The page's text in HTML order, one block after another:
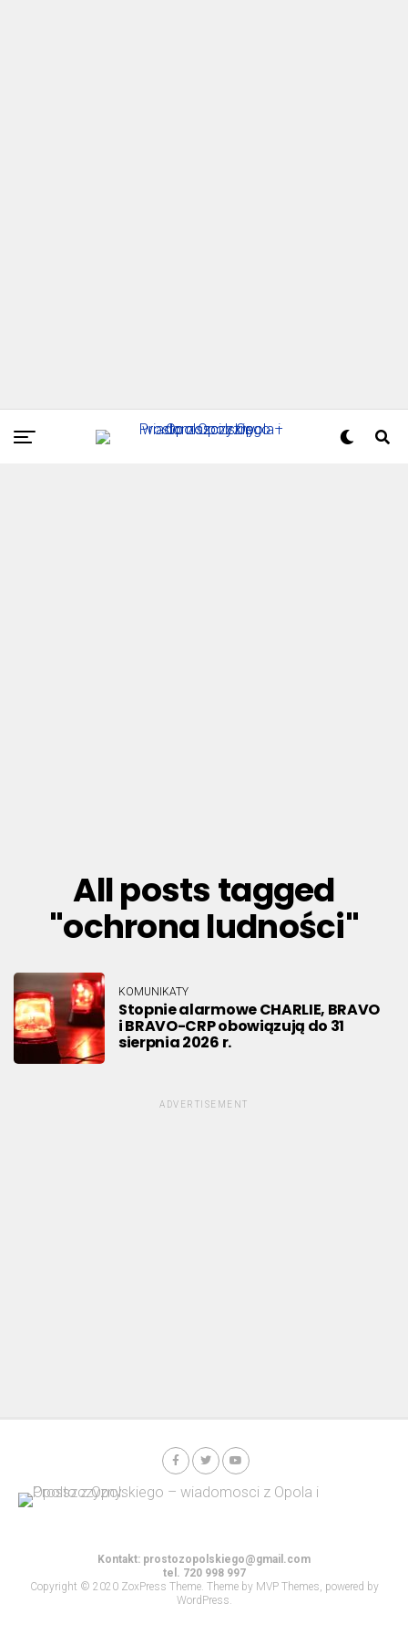
All posts tagged
"ochrona ludności"
KOMUNIKATY
Stopnie alarmowe CHARLIE, BRAVO
i BRAVO-CRP obowiązują do 31
sierpnia 2026 r.
ADVERTISEMENT
Kontakt: prostozopolskiego@gmail.com
tel. 720 998 997
Copyright © 2020 ZoxPress Theme. Theme by MVP Themes, powered by
WordPress.